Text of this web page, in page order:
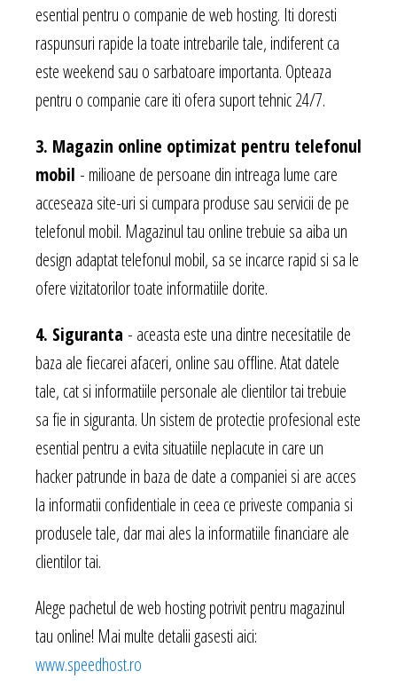
esential pentru o companie de web hosting. Iti doresti
raspunsuri rapide la toate intrebarile tale, indiferent ca
este weekend sau o sarbatoare importanta. Opteaza
pentru o companie care iti ofera suport tehnic 24/7.
3. Magazin online optimizat pentru telefonul
mobil - milioane de persoane din intreaga lume care
acceseaza site-uri si cumpara produse sau servicii de pe
telefonul mobil. Magazinul tau online trebuie sa aiba un
design adaptat telefonul mobil, sa se incarce rapid si sa le
ofere vizitatorilor toate informatiile dorite.
4. Siguranta - aceasta este una dintre necesitatile de
baza ale fiecarei afaceri, online sau offline. Atat datele
tale, cat si informatiile personale ale clientilor tai trebuie
sa fie in siguranta. Un sistem de protectie profesional este
esential pentru a evita situatiile neplacute in care un
hacker patrunde in baza de date a companiei si are acces
la informatii confidentiale in ceea ce priveste compania si
produsele tale, dar mai ales la informatiile financiare ale
clientilor tai.
Alege pachetul de web hosting potrivit pentru magazinul
tau online! Mai multe detalii gasesti aici:
www.speedhost.ro